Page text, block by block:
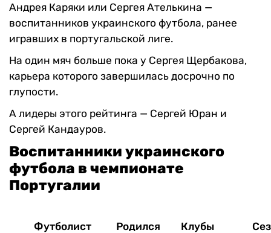
Андрея Каряки или Сергея Ателькина —
воспитанников украинского футбола, ранее
игравших в португальской лиге.
На один мяч больше пока у Сергея Щербакова,
карьера которого завершилась досрочно по
глупости.
А лидеры этого рейтинга — Сергей Юран и
Сергей Кандауров.
Воспитанники украинского
футбола в чемпионате
Португалии
Футболист Родился Клубы